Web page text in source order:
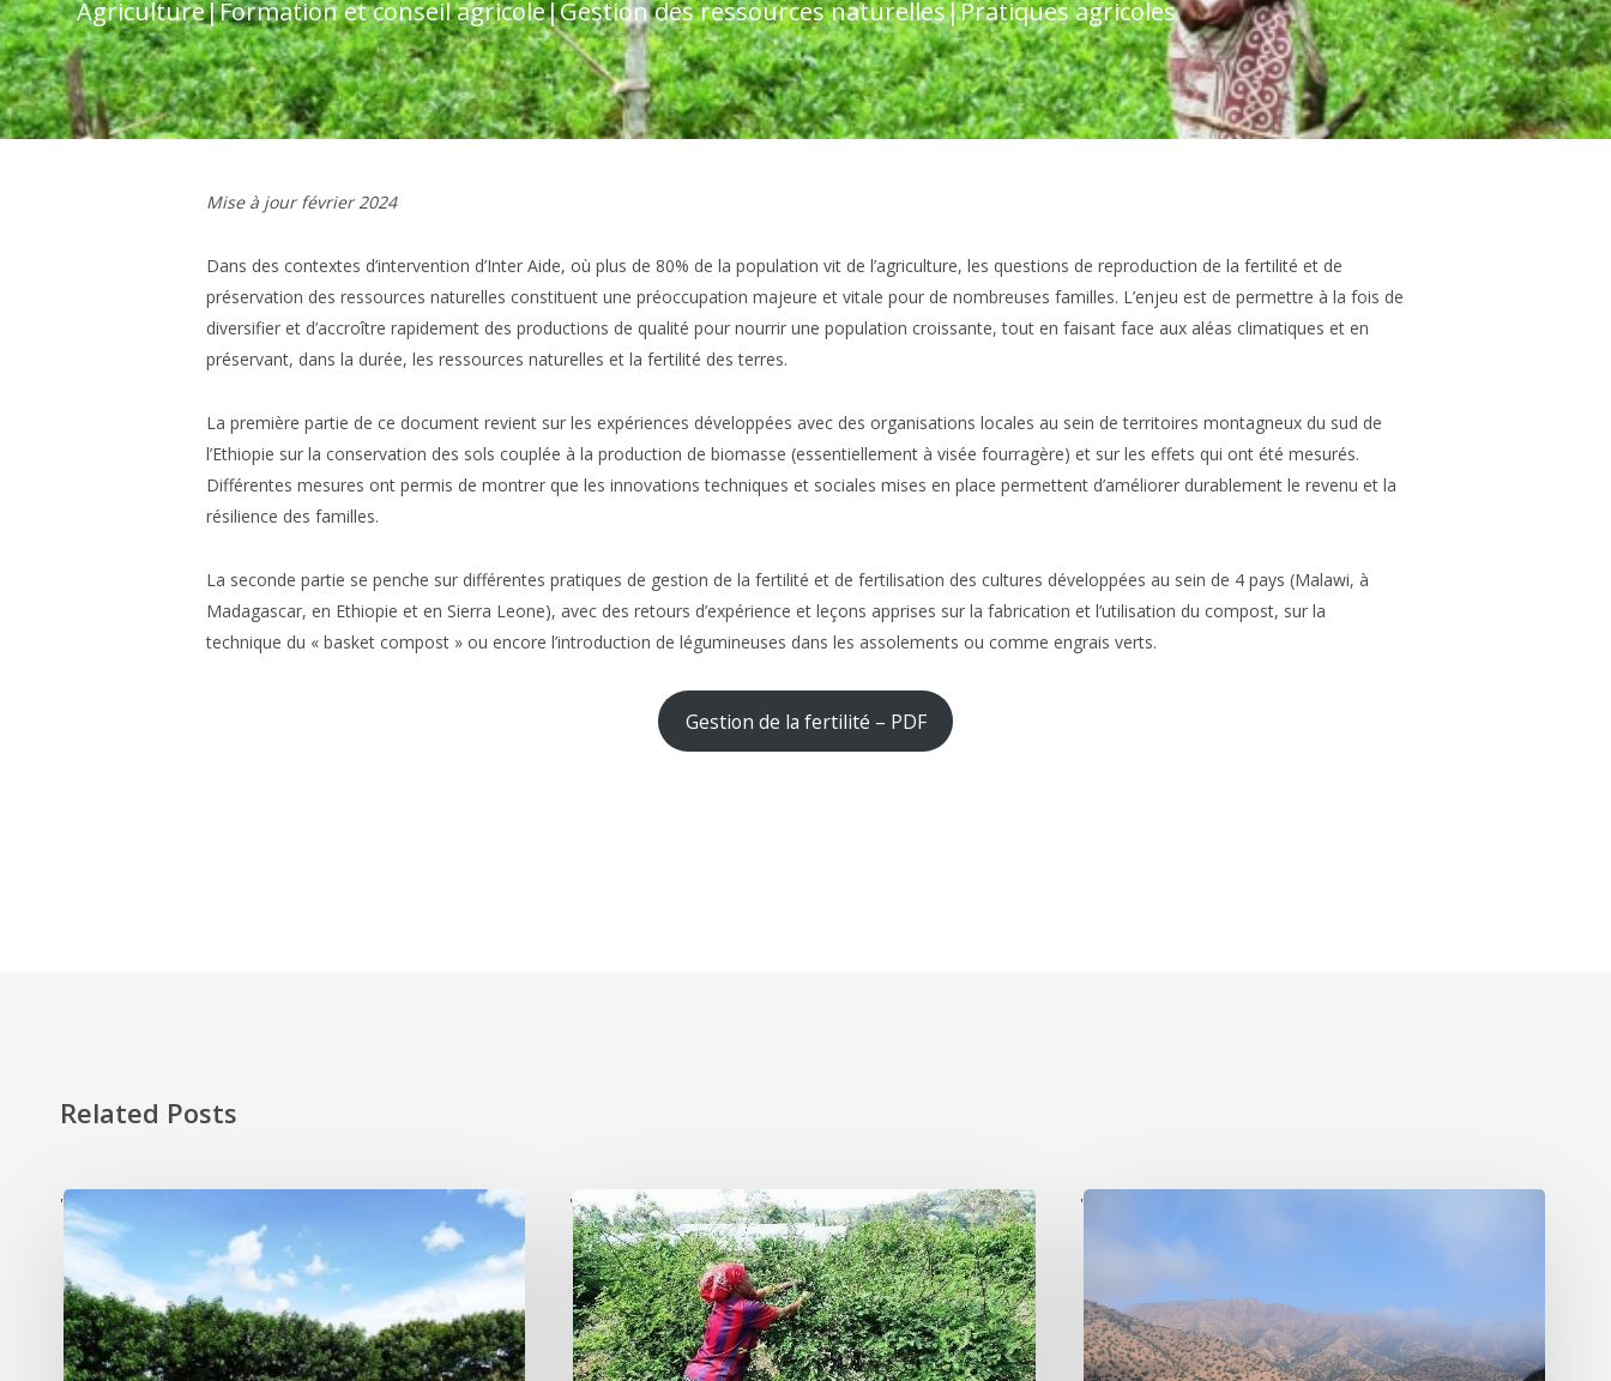
Agriculture|Formation et conseil agricole|Gestion des ressources naturelles|Pratiques agricoles
Mise à jour février 2024
Dans des contextes d’intervention d’Inter Aide, où plus de 80% de la population vit de l’agriculture, les questions de reproduction de la fertilité et de
préservation des ressources naturelles constituent une préoccupation majeure et vitale pour de nombreuses familles. L’enjeu est de permettre à la fois de
diversifier et d’accroître rapidement des productions de qualité pour nourrir une population croissante, tout en faisant face aux aléas climatiques et en
préservant, dans la durée, les ressources naturelles et la fertilité des terres.
La première partie de ce document revient sur les expériences développées avec des organisations locales au sein de territoires montagneux du sud de
l’Ethiopie sur la conservation des sols couplée à la production de biomasse (essentiellement à visée fourragère) et sur les effets qui ont été mesurés.
Différentes mesures ont permis de montrer que les innovations techniques et sociales mises en place permettent d’améliorer durablement le revenu et la
résilience des familles.
La seconde partie se penche sur différentes pratiques de gestion de la fertilité et de fertilisation des cultures développées au sein de 4 pays (Malawi, à
Madagascar, en Ethiopie et en Sierra Leone), avec des retours d’expérience et leçons apprises sur la fabrication et l’utilisation du compost, sur la
technique du « basket compost » ou encore l’introduction de légumineuses dans les assolements ou comme engrais verts.
Gestion de la fertilité – PDF
Related Posts
' ' '